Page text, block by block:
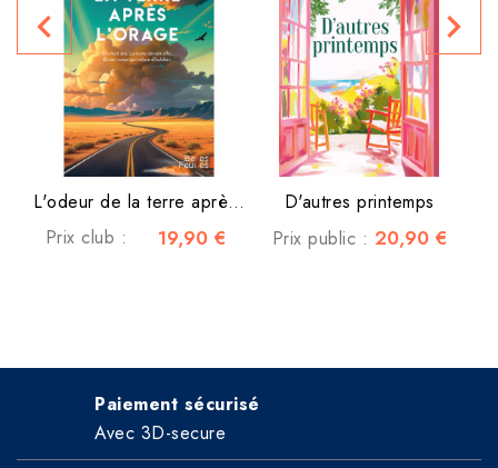
L'odeur de la terre après...
Prix club :
19,90 €
D'autres printemps
Prix public : 20,90 €
navigate_before navigate_next
Paiement sécurisé
Avec 3D-secure